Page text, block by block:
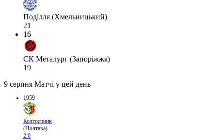
Поділля (Хмельницький)
21
16
СК Металург (Запоріжжя)
19
9 серпня Матчі у цей день
1959
Колгоспник
(Полтава)
2:0